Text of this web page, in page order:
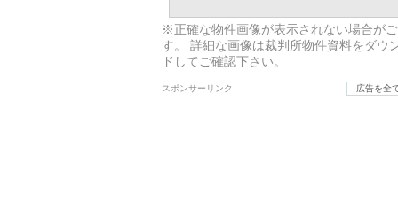
※正確な物件画像が表示されない場合が
す。 詳細な画像は裁判所物件資料をダウ
ドしてご確認下さい。
スポンサーリンク 広告を全